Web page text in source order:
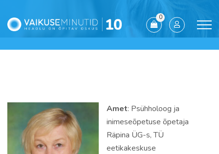
0
Amet: Psühholoog ja
inimeseõpetuse õpetaja
Räpina ÜG-s, TÜ
eetikakeskuse